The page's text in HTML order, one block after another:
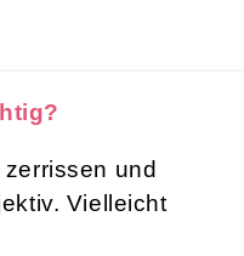
und
Vielleicht